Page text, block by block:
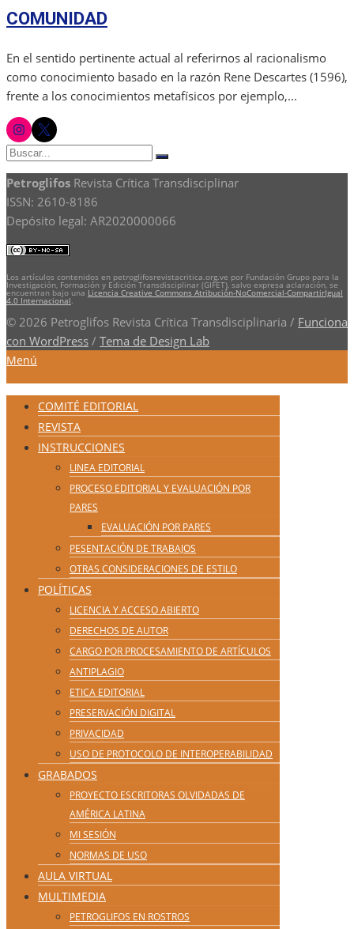
COMUNIDAD
En el sentido pertinente actual al referirnos al racionalismo
como conocimiento basado en la razón Rene Descartes (1596),
frente a los conocimientos metafísicos por ejemplo,...
instagram
twitter
Buscar:
Buscar
Petroglifos Revista Crítica Transdisciplinar
ISSN: 2610-8186
Depósito legal: AR2020000066
Los artículos contenidos en petroglifosrevistacritica.org.ve por Fundación Grupo para la
Investigación, Formación y Edición Transdisciplinar (GIFET), salvo expresa aclaración, se
encuentran bajo una Licencia Creative Commons Atribución-NoComercial-CompartirIgual
4.0 Internacional
© 2026 Petroglifos Revista Crítica Transdisciplinaria / Funciona
con WordPress / Tema de Design Lab
Menú
COMITÉ EDITORIAL
REVISTA
INSTRUCCIONES
LINEA EDITORIAL
PROCESO EDITORIAL Y EVALUACIÓN POR
PARES
EVALUACIÓN POR PARES
PESENTACIÓN DE TRABAJOS
OTRAS CONSIDERACIONES DE ESTILO
POLÍTICAS
LICENCIA Y ACCESO ABIERTO
DERECHOS DE AUTOR
CARGO POR PROCESAMIENTO DE ARTÍCULOS
ANTIPLAGIO
ETICA EDITORIAL
PRESERVACIÓN DIGITAL
PRIVACIDAD
USO DE PROTOCOLO DE INTEROPERABILIDAD
GRABADOS
PROYECTO ESCRITORAS OLVIDADAS DE
AMÉRICA LATINA
MI SESIÓN
NORMAS DE USO
AULA VIRTUAL
MULTIMEDIA
PETROGLIFOS EN ROSTROS